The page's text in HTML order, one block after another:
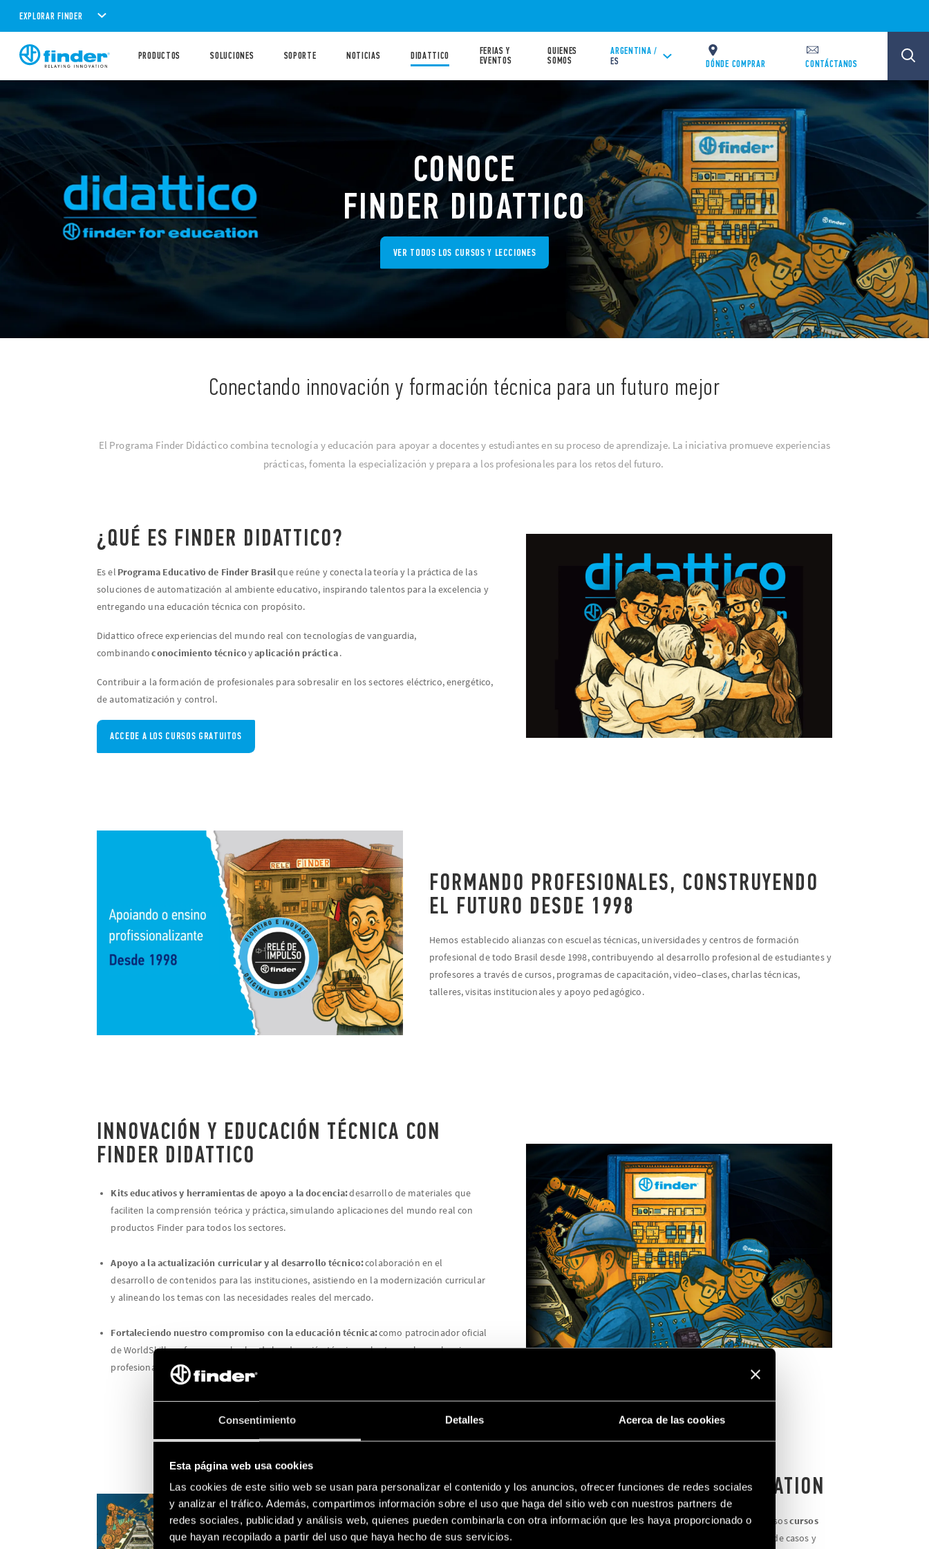
Consentimiento Detalles Acerca de las cookies
Esta página web usa cookies
Las cookies de este sitio web se usan para personalizar el contenido y los anuncios, ofrecer funciones de redes sociales
y analizar el tráfico. Además, compartimos información sobre el uso que haga del sitio web con nuestros partners de
redes sociales, publicidad y análisis web, quienes pueden combinarla con otra información que les haya proporcionado o
que hayan recopilado a partir del uso que haya hecho de sus servicios.
EXPLORAR FINDER
PRODUCTOS SOLUCIONES SOPORTE NOTICIAS DIDATTICO
FERIAS Y
EVENTOS
QUIENES
SOMOS
ARGENTINA /
ES
DÓNDE COMPRAR CONTÁCTANOS
CONOCE
FINDER DIDATTICO
VER TODOS LOS CURSOS Y LECCIONES
Conectando innovación y formación técnica para un futuro mejor
El Programa Finder Didáctico combina tecnología y educación para apoyar a docentes y estudiantes en su proceso de aprendizaje. La iniciativa promueve experiencias
prácticas, fomenta la especialización y prepara a los profesionales para los retos del futuro.
¿QUÉ ES FINDER DIDATTICO?
Es el Programa Educativo de Finder Brasilque reúne y conecta la teoría y la práctica de las
soluciones de automatización al ambiente educativo, inspirando talentos para la excelencia y
entregando una educación técnica con propósito.
Didattico ofrece experiencias del mundo real con tecnologías de vanguardia,
combinandoconocimiento técnicoyaplicación práctica.
Contribuir a la formación de profesionales para sobresalir en los sectores eléctrico, energético,
de automatización y control.
ACCEDE A LOS CURSOS GRATUITOS
FORMANDO PROFESIONALES, CONSTRUYENDO
EL FUTURO DESDE 1998
Hemos establecido alianzas con escuelas técnicas, universidades y centros de formación
profesional de todo Brasil desde 1998, contribuyendo al desarrollo profesional de estudiantes y
profesores a través de cursos, programas de capacitación, video–clases, charlas técnicas,
talleres, visitas institucionales y apoyo pedagógico.
INNOVACIÓN Y EDUCACIÓN TÉCNICA CON
FINDER DIDATTICO
Kits educativos y herramientas de apoyo a la docencia:desarrollo de materiales que
faciliten la comprensión teórica y práctica, simulando aplicaciones del mundo real con
productos Finder para todos los sectores.
Apoyo a la actualización curricular y al desarrollo técnico:colaboración en el
desarrollo de contenidos para las instituciones, asistiendo en la modernización curricular
y alineando los temas con las necesidades reales del mercado.
Fortaleciendo nuestro compromiso con la educación técnica:como patrocinador oficial
de WorldSkills, reforzamos el valor de la educación técnica y alentamos la excelencia
profesional entre los jóvenes talentos.
PLATAFORMA DIGITAL FINDER FOR EDUCATION
Este espacioreúne todo elcontenido técnicodesarrollado por Finder Brasil: diversoscursos
online gratuitos con certificados
, videos, tutoriales, ebooks, manuales, estudios de casos y